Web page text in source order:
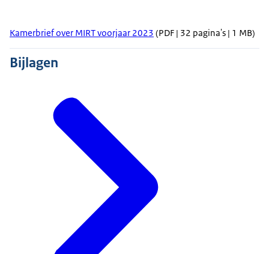
Kamerbrief over MIRT voorjaar 2023 (PDF | 32 pagina's | 1 MB)
Bijlagen